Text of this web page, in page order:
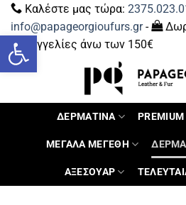
Ανοίξτε τη γραμμή εργαλείων
Καλέστε μας τώρα:
info@papageorgioufurs.gr-
παραγγελίες άνω των 150€
ΔΕΡΜΑΤΙΝΑ PREMIUM
ΜΕΓΑΛΑ ΜΕΓΕΘΗ
ΑΞΕΣΟΥΑΡ